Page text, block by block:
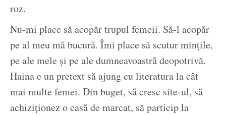
roz.
Nu-mi place să acopăr trupul femeii. Să-l acopăr
pe al meu mă bucură. Îmi place să scutur mințile,
pe ale mele și pe ale dumneavoastră deopotrivă.
Haina e un pretext să ajung cu literatura la cât
mai multe femei. Din buget, să cresc site-ul, să
achiziționez o casă de marcat, să particip la